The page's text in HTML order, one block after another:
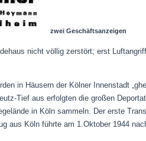
zwei Geschäftsanzeigen
nicht völlig zerstört; erst
in Häusern der Kölner Innenstadt
Tief aus erfolgten die großen
in Köln sammeln. Der erste
aus Köln führte am 1.Oktober 1944